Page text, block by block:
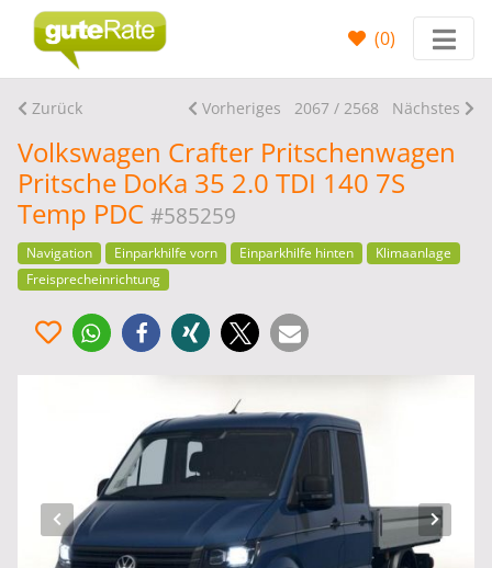
(0)
Zurück Vorheriges 2067 / 2568 Nächstes
Volkswagen Crafter Pritschenwagen
Pritsche DoKa 35 2.0 TDI 140 7S
Temp PDC #585259
Navigation Einparkhilfe vorn Einparkhilfe hinten
Klimaanlage
Freisprecheinrichtung